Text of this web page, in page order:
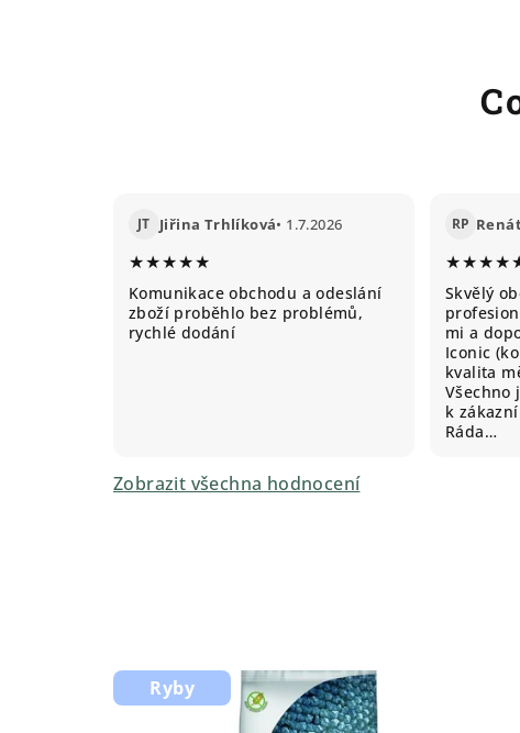
JT Jiřina Trhlíková• 1.7.2026
★★★★★
Komunikace obchodu a odeslání
zboží proběhlo bez problémů,
rychlé dodání
RP
Skvělý
mi a
Iconic
kvalita
Všechno
k
Ráda…
Zobrazit všechna hodnocení
Ryby